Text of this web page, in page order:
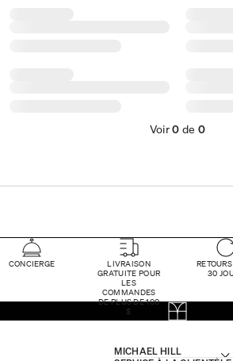
Voir0 de 0
CONCIERGE
LIVRAISON
GRATUITE POUR
LES
COMMANDES
DE PLUS DE 100
$
30
MICHAEL HILL